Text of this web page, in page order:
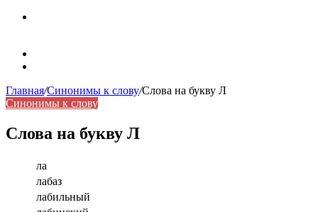
Главная/Синонимы к слову/Слова на букву Л
Синонимы к слову
Слова на букву Л
ла
лабаз
лабильный